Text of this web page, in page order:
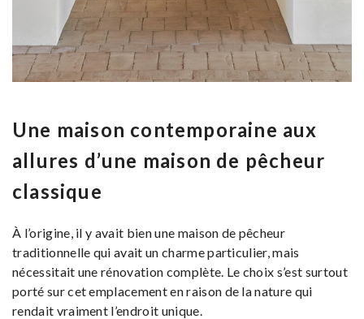
Une maison contemporaine aux
allures d’une maison de pêcheur
classique
À l’origine, il y avait bien une maison de pêcheur
traditionnelle qui avait un charme particulier, mais
nécessitait une rénovation complète. Le choix s’est surtout
porté sur cet emplacement en raison de la nature qui
rendait vraiment l’endroit unique.